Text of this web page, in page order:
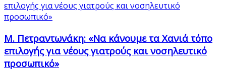
Μ. Πετραντωνάκη: «Να κάνουμε τα Χανιά τόπο
επιλογής για νέους γιατρούς και νοσηλευτικό
προσωπικό»